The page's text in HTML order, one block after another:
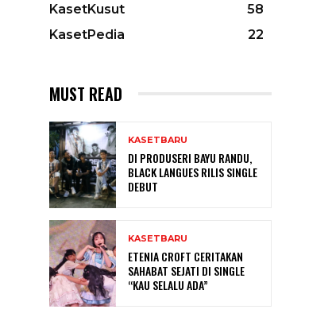
KasetKusut
58
KasetPedia
22
MUST READ
KASETBARU
DI PRODUSERI BAYU RANDU,
BLACK LANGUES RILIS SINGLE
DEBUT
KASETBARU
ETENIA CROFT CERITAKAN
SAHABAT SEJATI DI SINGLE
“KAU SELALU ADA”